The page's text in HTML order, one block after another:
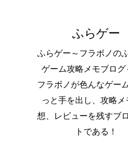
ふらゲー
ふらゲー～フラボノの
ゲーム攻略メモブログ
フラボノが色んなゲー
っと手を出し、攻略
想、レビューを残すブ
トである！